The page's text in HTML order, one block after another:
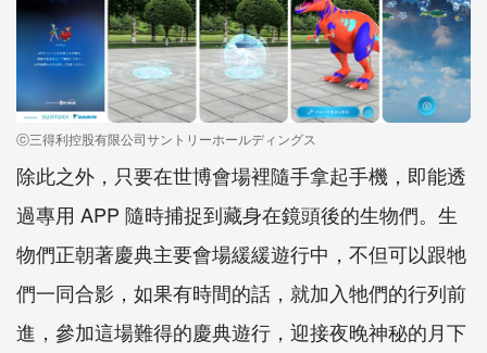
ⓒ三得利控股有限公司サントリーホールディングス
除此之外，只要在世博會場裡隨手拿起手機，即能透
過專用 APP 隨時捕捉到藏身在鏡頭後的生物們。生
物們正朝著慶典主要會場緩緩遊行中，不但可以跟牠
們一同合影，如果有時間的話，就加入牠們的行列前
進，參加這場難得的慶典遊行，迎接夜晚神秘的月下